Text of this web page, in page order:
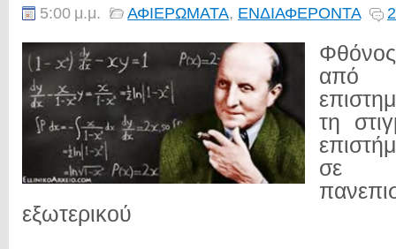
5:00 μ.μ. ΑΦΙΕΡΩΜΑΤΑ, ΕΝΔΙΑΦΕΡΟΝΤΑ
από
τη
σε
εξωτερικού